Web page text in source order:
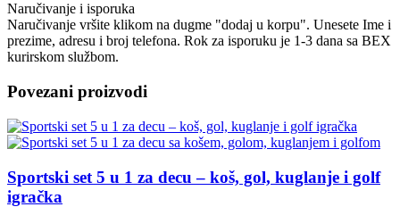
Naručivanje i isporuka
Naručivanje vršite klikom na dugme "dodaj u korpu". Unesete Ime i
prezime, adresu i broj telefona. Rok za isporuku je 1-3 dana sa BEX
kurirskom službom.
Povezani proizvodi
Sportski set 5 u 1 za decu – koš, gol, kuglanje i golf
igračka